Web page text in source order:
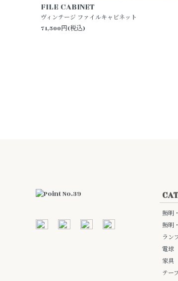
FILE CABINET
ヴィンテージ ファイルキャビネット
71,500円(税込)
照明
照明
ラン
電球
家具
テー